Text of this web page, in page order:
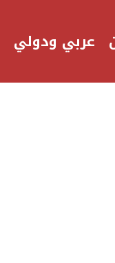
عربي ودولي